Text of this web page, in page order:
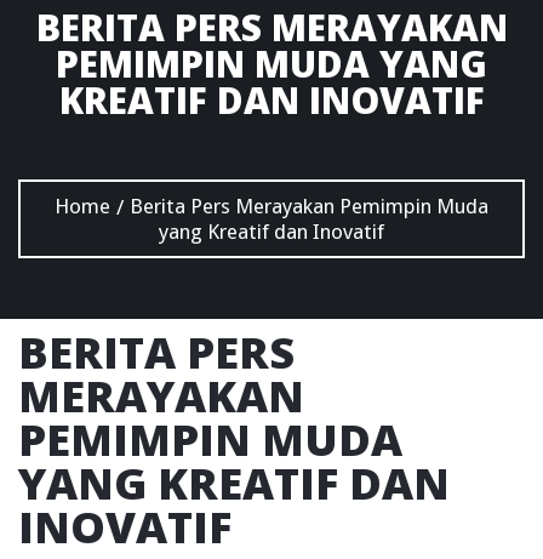
BERITAPERS MERAYAKAN
PEMIMPIN MUDA YANG
KREATIF DAN INOVATIF
Home / Berita Pers Merayakan Pemimpin Muda
yang Kreatif dan Inovatif
BERITA PERS
MERAYAKAN
PEMIMPIN MUDA
YANG KREATIF DAN
INOVATIF